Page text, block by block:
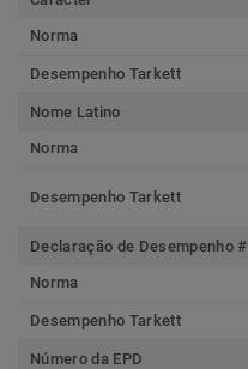
Norma
Desempenho Tarkett
Nome Latino
Norma
Desempenho Tarkett
Declaração de Desempenho #
Norma
Desempenho Tarkett
Número da EPD